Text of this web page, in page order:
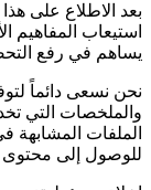
بعد الاطلاع على
استيعاب المفاهيم
يساهم في رفع
نحن نسعى دائماً
والملخصات التي
الملفات المشابهة
للوصول إلى